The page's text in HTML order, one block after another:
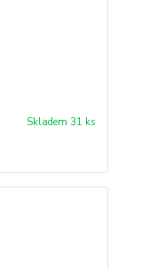
Skladem 31 ks